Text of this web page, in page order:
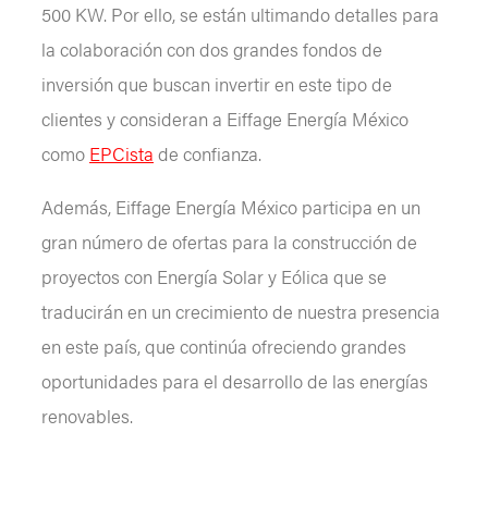
500 KW. Por ello, se están ultimando detalles para
la colaboración con dos grandes fondos de
inversión que buscan invertir en este tipo de
clientes y consideran a Eiffage Energía México
como EPCista de confianza.
Además, Eiffage Energía México participa en un
gran número de ofertas para la construcción de
proyectos con Energía Solar y Eólica que se
traducirán en un crecimiento de nuestra presencia
en este país, que continúa ofreciendo grandes
oportunidades para el desarrollo de las energías
renovables.